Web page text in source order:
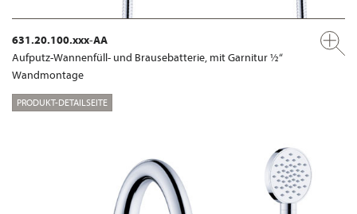
631.20.100.xxx-AA
Aufputz-Wannenfüll- und Brausebatterie, mit Garnitur ½“
Wandmontage
PRODUKT-DETAILSEITE